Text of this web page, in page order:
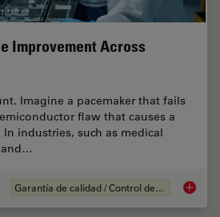
Improvement Across
Imagine a pacemaker that fails
flaw that causes a
industries, such as medical
and…
Garantía de calidad / Control de calidad Quality